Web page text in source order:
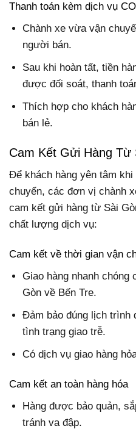
Thanh toán kèm dịch vụ
Chành xe vừa vận
người bán.
Sau khi hoàn tất, tiền
được đối soát, thanh
Thích hợp cho khách
bán lẻ.
Cam Kết Gửi Hàng Từ
Để khách hàng yên tâm
chuyển, các đơn vị chành
cam kết gửi hàng từ Sài
chất lượng dịch vụ:
Cam kết về thời gian vận
Giao hàng nhanh
Gòn về Bến Tre.
Đảm bảo đúng lịch trình
tình trạng giao trễ.
Có dịch vụ giao hàng
Cam kết an toàn hàng hóa
Hàng được bảo quản,
tránh va đập.